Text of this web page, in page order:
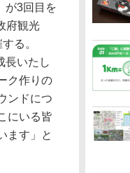
が3回目を
府観光
る。
長いたし
ク作りの
ンドにつ
にいる皆
ます」と